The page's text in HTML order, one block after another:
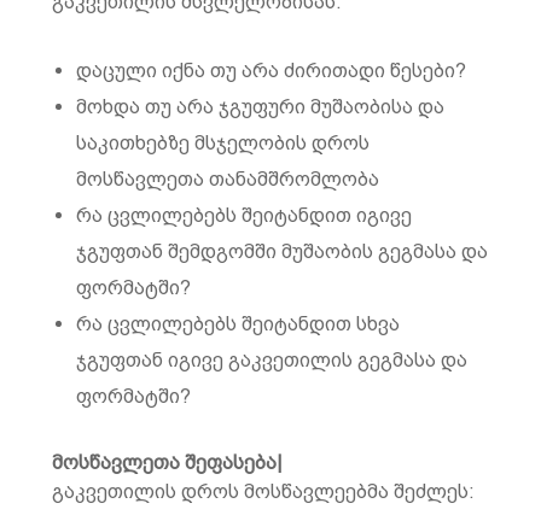
დაცული იქნა თუ არა ძირითადი წესები?
მოხდა თუ არა ჯგუფური მუშაობისა და
საკითხებზე მსჯელობის დროს
მოსწავლეთა თანამშრომლობა
რა ცვლილებებს შეიტანდით იგივე
ჯგუფთან შემდგომში მუშაობის გეგმასა და
ფორმატში?
რა ცვლილებებს შეიტანდით სხვა
ჯგუფთან იგივე გაკვეთილის გეგმასა და
ფორმატში?
მოსწავლეთა შეფასება|
გაკვეთილის დროს მოსწავლეებმა შეძლეს: